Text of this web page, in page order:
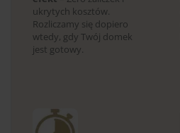
ukrytych kosztów.
Rozliczamy się dopiero
wtedy, gdy Twój domek
jest gotowy.